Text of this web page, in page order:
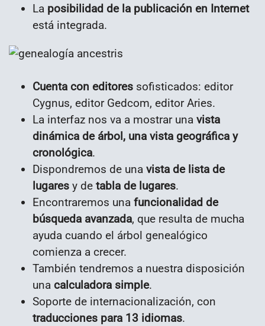
La posibilidad de la publicación en Internet
está integrada.
Cuenta con editores sofisticados: editor
Cygnus, editor Gedcom, editor Aries.
La interfaz nos va a mostrar una vista
dinámica de árbol, una vista geográfica y
cronológica.
Dispondremos de una vista de lista de
lugares y de tabla de lugares.
Encontraremos una funcionalidad de
búsqueda avanzada, que resulta de mucha
ayuda cuando el árbol genealógico
comienza a crecer.
También tendremos a nuestra disposición
una calculadora simple.
Soporte de internacionalización, con
traducciones para 13 idiomas.